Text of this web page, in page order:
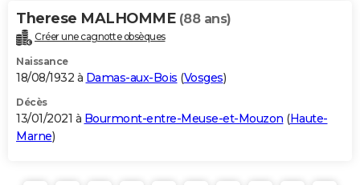
Therese MALHOMME (88 ans)
Créer une cagnotte obsèques
Naissance
18/08/1932 à Damas-aux-Bois (Vosges)
Décès
13/01/2021 à Bourmont-entre-Meuse-et-Mouzon (Haute-
Marne)